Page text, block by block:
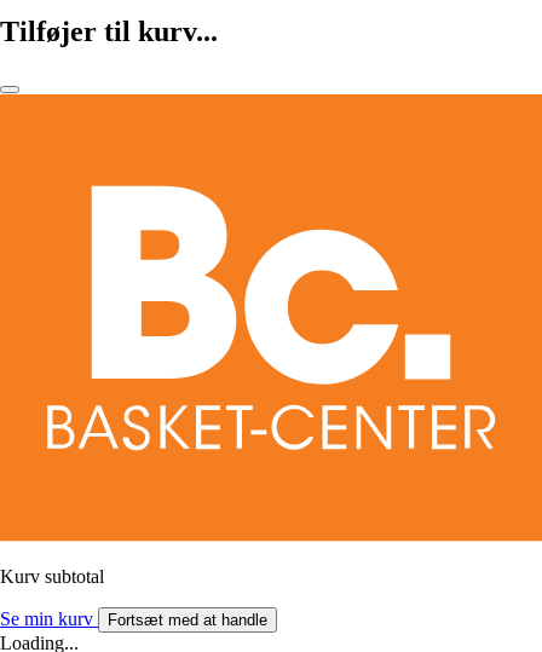
Tilføjer til kurv...
Kurv subtotal
Se min kurv Fortsæt med at handle
Loading...